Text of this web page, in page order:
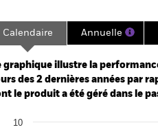
2023-07-31 00:00:00 to 2026-07-31
0 to 18.
Calendaire Annuelle
graphique illustre la
des 2 dernières années par
le produit a été géré dans le
chart with 2 data series.
10